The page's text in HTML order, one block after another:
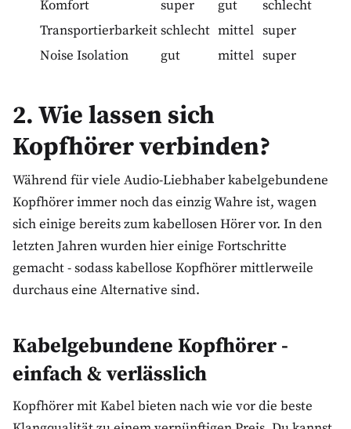
Komfort super gut
schlecht
Transportierbarkeit schlecht mittel super
Noise Isolation
gut mittel super
2. Wie lassen sich
Kopfhörer verbinden?
Während für viele Audio-Liebhaber kabelgebundene
Kopfhörer immer noch das einzig Wahre ist, wagen
sich einige bereits zum kabellosen Hörer vor. In den
letzten Jahren wurden hier einige Fortschritte
gemacht - sodass kabellose Kopfhörer mittlerweile
durchaus eine Alternative sind.
Kabelgebundene Kopfhörer -
einfach & verlässlich
Kopfhörer mit Kabel bieten nach wie vor die beste